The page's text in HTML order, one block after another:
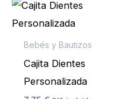
Bebés y Bautizos
Cajita Dientes
Personalizada